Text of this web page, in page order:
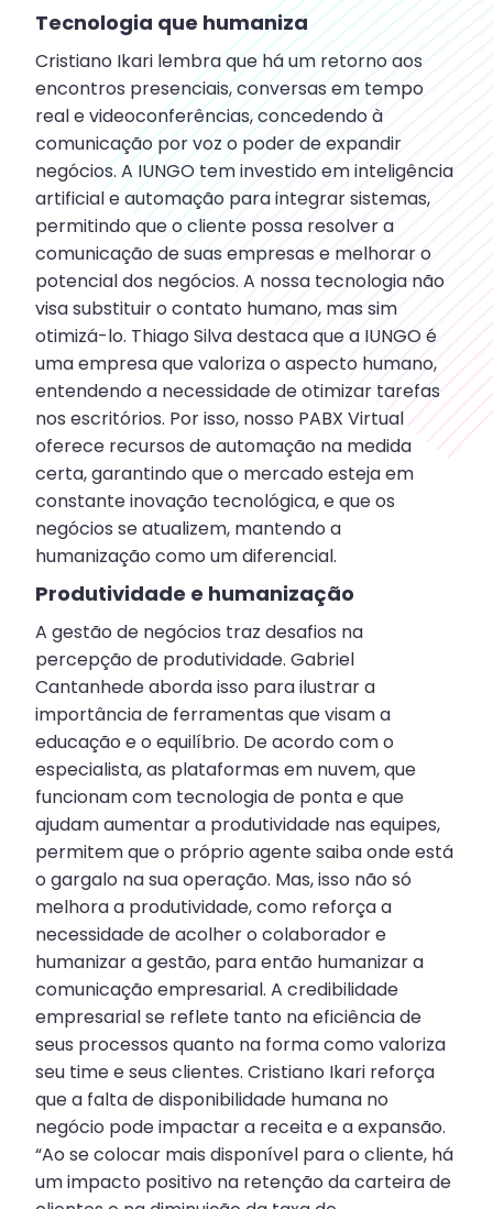
Tecnologia que humaniza
Cristiano Ikari lembra que há um retorno aos
encontros presenciais, conversas em tempo
real e videoconferências, concedendo à
comunicação por voz o poder de expandir
negócios. A IUNGO tem investido em inteligência
artificial e automação para integrar sistemas,
permitindo que o cliente possa resolver a
comunicação de suas empresas e melhorar o
potencial dos negócios. A nossa tecnologia não
visa substituir o contato humano, mas sim
otimizá-lo. Thiago Silva destaca que a IUNGO é
uma empresa que valoriza o aspecto humano,
entendendo a necessidade de otimizar tarefas
nos escritórios. Por isso, nosso PABX Virtual
oferece recursos de automação na medida
certa, garantindo que o mercado esteja em
constante inovação tecnológica, e que os
negócios se atualizem, mantendo a
humanização como um diferencial.
Produtividade e humanização
A gestão de negócios traz desafios na
percepção de produtividade. Gabriel
Cantanhede aborda isso para ilustrar a
importância de ferramentas que visam a
educação e o equilíbrio. De acordo com o
especialista, as plataformas em nuvem, que
funcionam com tecnologia de ponta e que
ajudam aumentar a produtividade nas equipes,
permitem que o próprio agente saiba onde está
o gargalo na sua operação. Mas, isso não só
melhora a produtividade, como reforça a
necessidade de acolher o colaborador e
humanizar a gestão, para então humanizar a
comunicação empresarial. A credibilidade
empresarial se reflete tanto na eficiência de
seus processos quanto na forma como valoriza
seu time e seus clientes. Cristiano Ikari reforça
que a falta de disponibilidade humana no
negócio pode impactar a receita e a expansão.
“Ao se colocar mais disponível para o cliente, há
um impacto positivo na retenção da carteira de